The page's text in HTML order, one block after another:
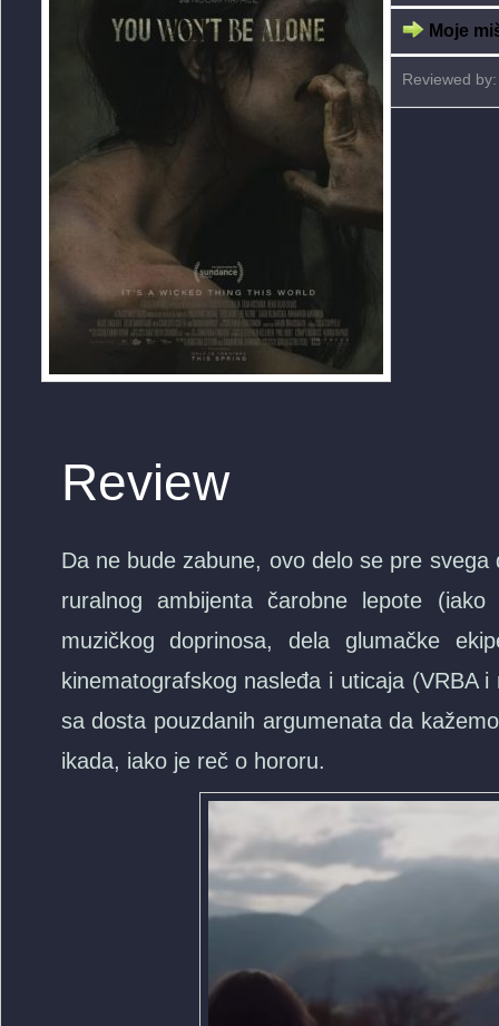
Moje
Reviewed
Review
Da ne bude zabune, ovo delo se pre
ruralnog ambijenta čarobne lepote
muzičkog doprinosa, dela glumačke
kinematografskog nasleđa i uticaja (VRBA
sa dosta pouzdanih argumenata da
ikada, iako je reč o hororu.